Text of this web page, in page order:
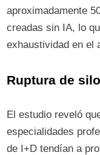
aproximadamente
creadas sin IA, lo
exhaustividad en el
Ruptura de
El estudio reveló
especialidades
de I+D tendían a